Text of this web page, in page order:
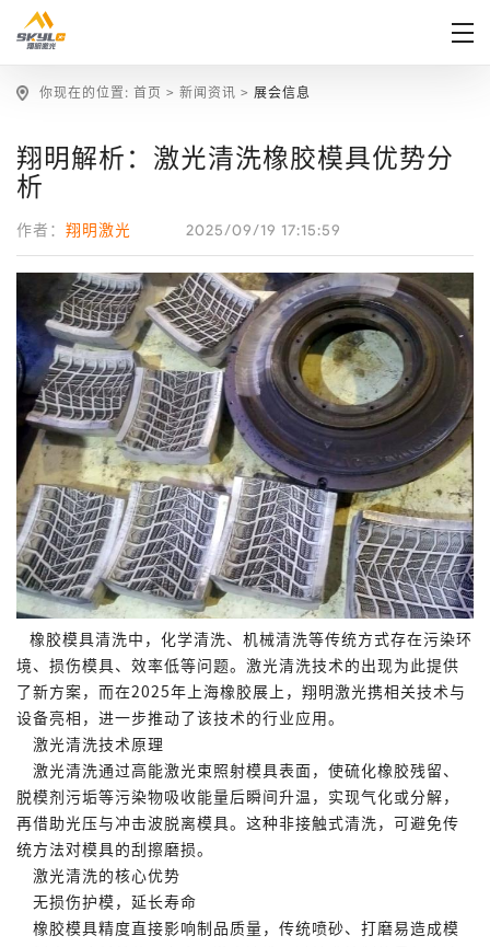
你现在的位置:首页 >新闻资讯 > 展会信息
翔明解析：激光清洗橡胶模具优势分
析
作者： 翔明激光 2025/09/19 17:15:59
橡胶模具清洗中，化学清洗、机械清洗等传统方式存在污染环
境、损伤模具、效率低等问题。激光清洗技术的出现为此提供
了新方案，而在2025年上海橡胶展上，翔明激光携相关技术与
设备亮相，进一步推动了该技术的行业应用。
激光清洗技术原理
激光清洗通过高能激光束照射模具表面，使硫化橡胶残留、
脱模剂污垢等污染物吸收能量后瞬间升温，实现气化或分解，
再借助光压与冲击波脱离模具。这种非接触式清洗，可避免传
统方法对模具的刮擦磨损。
激光清洗的核心优势
无损伤护模，延长寿命
橡胶模具精度直接影响制品质量，传统喷砂、打磨易造成模